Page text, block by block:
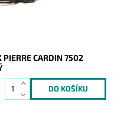
PIERRE CARDIN 7502